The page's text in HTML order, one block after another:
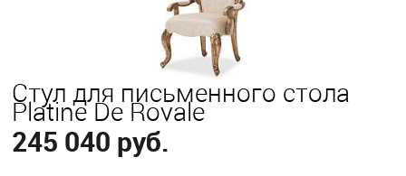
Стул для письменного стола
Platine De Royale
245 040 руб.